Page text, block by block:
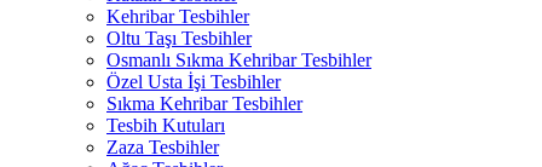
Kehribar Tesbihler
Oltu Taşı Tesbihler
Osmanlı Sıkma Kehribar Tesbihler
Özel Usta İşi Tesbihler
Sıkma Kehribar Tesbihler
Tesbih Kutuları
Zaza Tesbihler